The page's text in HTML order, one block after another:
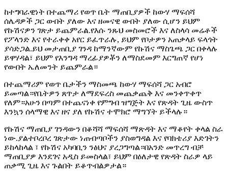
ከተግባራዊነት በተጨማሪ የወጥ ቤት ማጠቢያዎች ከውሃ ማፍሰሻ
ሰሌዳዎች ጋር ውበት ያለው እና ዘመናዊ ውበት ያለው ሲሆን ይህም
የኩሽናዎን ገጽታ ይጨምራል.የእሱ ንጹህ መስመሮች እና ለስላሳ መሬቶች
የፖላንድ እና የተራቀቀ አየር ይፈጥራሉ, ይህም የቦታዎን አጠቃላይ ፍላጎት
ያሳድጋል.ይህ መታጠቢያ ገንዳ ከማንኛውም የኩሽና ማስጌጫ ጋር በቀላሉ
ይዋሃዳል፣ ይህም የእንግዳ ማረፊያዎቾን ለማስደመም እርግጠኛ የሆነ
የውበት ኤለመንት ይጨምራል።
በተጨማሪም የወጥ ቤታችን ማስመጫ ከውሃ ማፍሰሻ ጋር አብሮ
ይመጣል።የቤትዎን ጸጥታ ለማደፍረስ መጨቃጨቅ እና መንቀጥቀጥ
የለም።አሁን በጣም በተጨናነቀ የምግብ ዝግጅት እና የጽዳት ጊዜ ውስጥ
እንኳን ሰላማዊ እና ዘና ያለ የኩሽና ተሞክሮ ማግኘት ይችላሉ።
የኩሽና ማጠቢያ ገንዳውን በቆሻሻ ማፍሰሻ ማጽዳት እና ማቆየት ቀላል ስራ
ነው.ያልተቦረቦረ ገጽታው ነጠብጣቦችን ያስወግዳል እና የባክቴሪያ እድገትን
ይከላከላል ፣ የኩሽና አካባቢን ንፅህና ያረጋግጣል።በአንድ መጥረግ ብቻ
ማጠቢያዎ እንደገና አዲስ ይመስላል፣ ይህም በዕለታዊ የጽዳት ስራዎ ላይ
ጠቃሚ ጊዜ እና ጉልበት ይቆጥብልዎታል።